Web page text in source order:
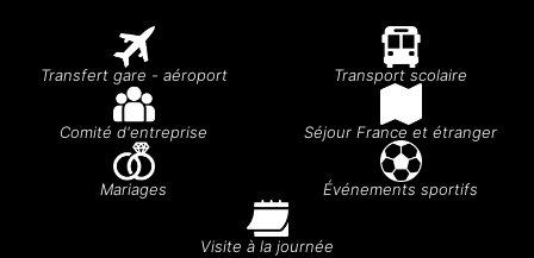
Transfert gare - aéroport Transport scolaire
Comité d'entreprise Séjour France et étranger
Mariages Événements sportifs
Visite à la journée